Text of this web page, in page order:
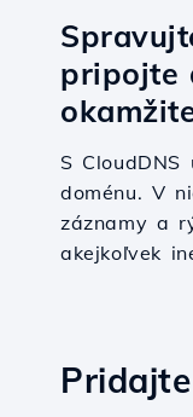
pripojte
S
doménu. V
záznamy a
akejkoľvek